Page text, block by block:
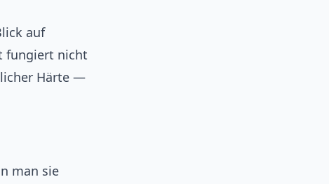
auf
fungiert nicht
Härte —
man sie